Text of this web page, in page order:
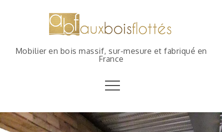
Mobilier en bois massif, sur-mesure et fabriqué en
France